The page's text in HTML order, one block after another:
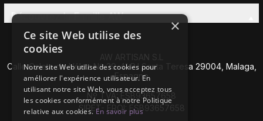
Découvrez la Famille AW
AW ARTISAN S.L
Calle Caleta de Vélez Nº 39-41 P.I Santa Teresa 29004, Malaga,
Espagne
Nº TVA: ESB93657658
SIRET- EROI: ESB93657658
×
Ce site Web utilise des
cookies
Notre site Web utilise des cookies pour
améliorer l'expérience utilisateur. En
utilisant notre site Web, vous acceptez tous
les cookies conformément à notre Politique
relative aux cookies.En savoir plus